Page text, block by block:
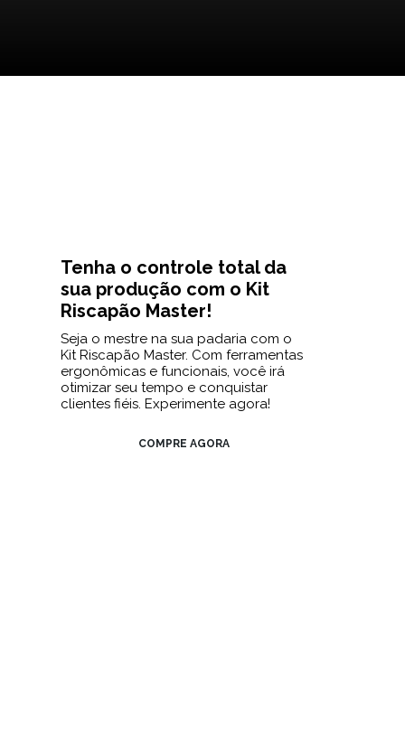
Tenha o controle total da
sua produção com o Kit
Riscapão Master!
Seja o mestre na sua padaria com o
Kit Riscapão Master. Com ferramentas
ergonômicas e funcionais, você irá
otimizar seu tempo e conquistar
clientes fiéis. Experimente agora!
COMPRE AGORA